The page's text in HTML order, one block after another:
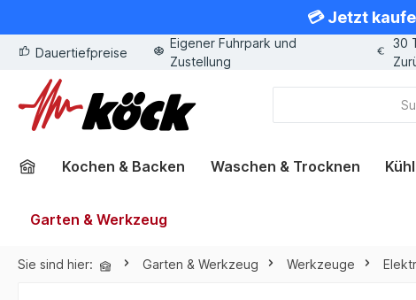
💳 Jetzt
Dauertiefpreise
Eigener Fuhrpark und
Zustellung
30
Kochen & Backen Waschen & Trocknen
Garten & Werkzeug
Sie sind hier: Garten & Werkzeug Werkzeuge